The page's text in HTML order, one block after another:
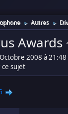
► Autres ►
2008 à 21:48
sujet